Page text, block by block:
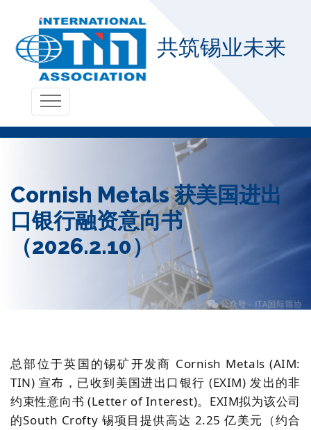
共筑锡业未来
Cornish Metals 获美国进出
口银行融资意向书
（2026.2.10）
总部位于英国的锡矿开发商 Cornish Metals (AIM:
TIN) 宣布 ，已收到美国进出口银行(EXIM) 发出的非
约束性意向书(Letter of Interest)。EXIM拟为该公司
的South Crofty 锡项目 提供高达 2.25亿美元（约合